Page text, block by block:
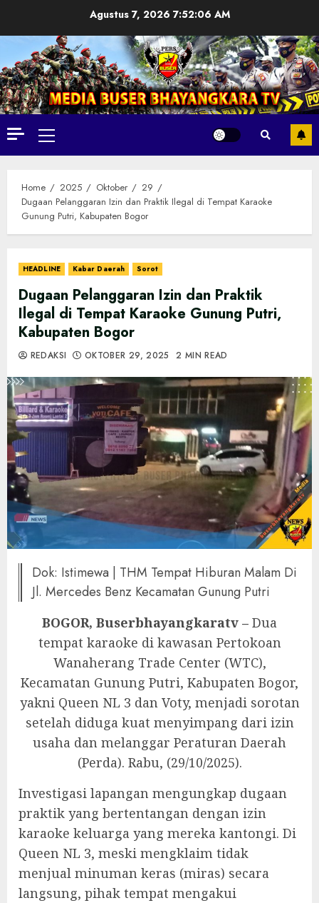
Agustus 7, 20267:52:07 AM
Primary
Menu
Home 2025 Oktober
29
Dugaan Pelanggaran Izin dan Praktik Ilegal di Tempat Karaoke
Gunung Putri, Kabupaten Bogor
HEADLINE Kabar Daerah Sorot
Dugaan Pelanggaran Izin dan Praktik
Ilegal di Tempat Karaoke Gunung Putri,
Kabupaten Bogor
REDAKSI OKTOBER 29, 2025 2 MIN READ
Dok: Istimewa | THM Tempat Hiburan Malam Di
Jl. Mercedes Benz Kecamatan Gunung Putri
BOGOR, Buserbhayangkaratv – Dua
tempat karaoke di kawasan Pertokoan
Wanaherang Trade Center (WTC),
Kecamatan Gunung Putri, Kabupaten Bogor,
yakni Queen NL 3 dan Voty, menjadi sorotan
setelah diduga kuat menyimpang dari izin
usaha dan melanggar Peraturan Daerah
(Perda). Rabu, (29/10/2025).
‎Investigasi lapangan mengungkap dugaan
praktik yang bertentangan dengan izin
karaoke keluarga yang mereka kantongi. Di
Queen NL 3, meski mengklaim tidak
menjual minuman keras (miras) secara
langsung, pihak tempat mengakui